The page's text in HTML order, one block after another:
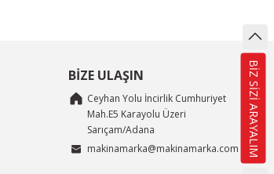
BİZE ULAŞIN
Ceyhan Yolu İncirlik Cumhuriyet
Mah.E5 Karayolu Üzeri
Sarıçam/Adana
makinamarka@makinamarka.com
BİZ SİZİ ARAYALIM